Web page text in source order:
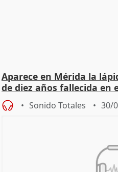
Aparece en Mérida la
de diez años fallecida en
Sonido Totales 30/